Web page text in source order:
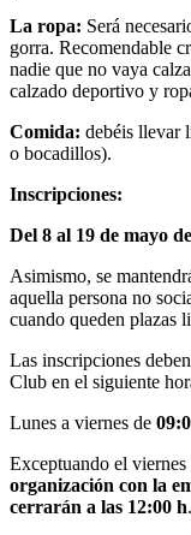
La ropa: Será
gorra. Recomendable
nadie que no vaya
calzado deportivo y
Comida: debéis llevar
o bocadillos).
Inscripciones:
Del 8 al 19 de mayo
Asimismo, se
aquella persona no
cuando queden plazas
Las inscripciones
Club en el siguiente
Lunes a viernes de
Exceptuando el
organización con la
cerrarán a las 12:00 h.